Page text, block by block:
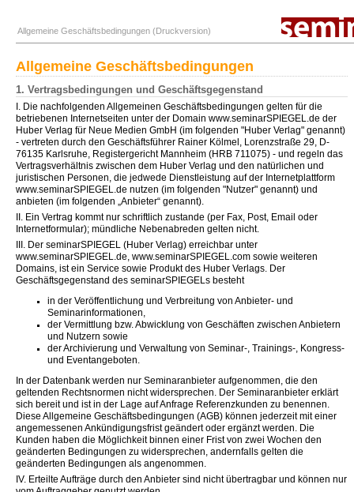
Allgemeine Geschäftsbedingungen (Druckversion)
Allgemeine Geschäftsbedingungen
1. Vertragsbedingungen und Geschäftsgegenstand
I. Die nachfolgenden Allgemeinen Geschäftsbedingungen gelten für die
betriebenen Internetseiten unter der Domain www.seminarSPIEGEL.de der
Huber Verlag für Neue Medien GmbH (im folgenden "Huber Verlag" genannt)
- vertreten durch den Geschäftsführer Rainer Kölmel, Lorenzstraße 29, D-
76135 Karlsruhe, Registergericht Mannheim (HRB 711075) - und regeln das
Vertragsverhältnis zwischen dem Huber Verlag und den natürlichen und
juristischen Personen, die jedwede Dienstleistung auf der Internetplattform
www.seminarSPIEGEL.de nutzen (im folgenden "Nutzer" genannt) und
anbieten (im folgenden „Anbieter“ genannt).
II. Ein Vertrag kommt nur schriftlich zustande (per Fax, Post, Email oder
Internetformular); mündliche Nebenabreden gelten nicht.
III. Der seminarSPIEGEL (Huber Verlag) erreichbar unter
www.seminarSPIEGEL.de, www.seminarSPIEGEL.com sowie weiteren
Domains, ist ein Service sowie Produkt des Huber Verlags. Der
Geschäftsgegenstand des seminarSPIEGELs besteht
in der Veröffentlichung und Verbreitung von Anbieter- und
Seminarinformationen,
der Vermittlung bzw. Abwicklung von Geschäften zwischen Anbietern
und Nutzern sowie
der Archivierung und Verwaltung von Seminar-, Trainings-, Kongress-
und Eventangeboten.
In der Datenbank werden nur Seminaranbieter aufgenommen, die den
geltenden Rechtsnormen nicht widersprechen. Der Seminaranbieter erklärt
sich bereit und ist in der Lage auf Anfrage Referenzkunden zu benennen.
Diese Allgemeine Geschäftsbedingungen (AGB) können jederzeit mit einer
angemessenen Ankündigungsfrist geändert oder ergänzt werden. Die
Kunden haben die Möglichkeit binnen einer Frist von zwei Wochen den
geänderten Bedingungen zu widersprechen, andernfalls gelten die
geänderten Bedingungen als angenommen.
IV. Erteilte Aufträge durch den Anbieter sind nicht übertragbar und können nur